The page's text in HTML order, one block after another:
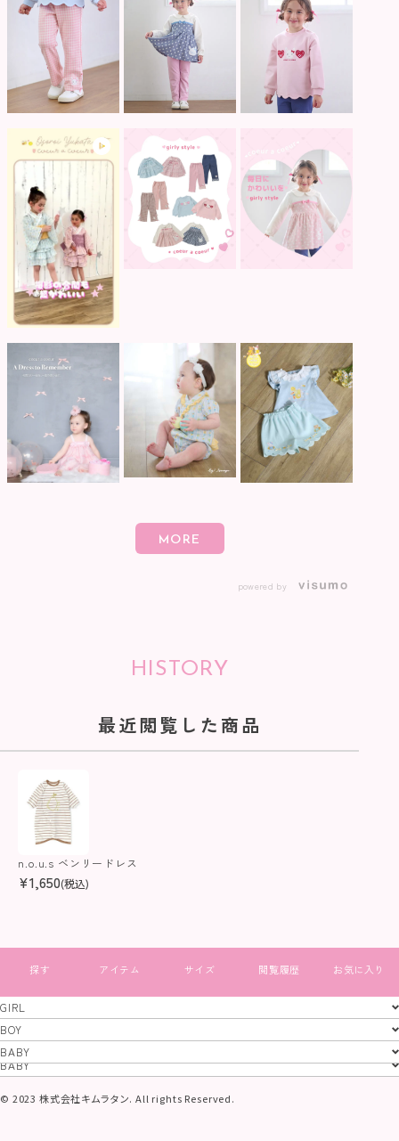
powered by
HISTORY
最近閲覧した商品
n.o.u.s ベンリードレス
¥1,650(税込)
すべて見る
GIRL
BOY
BABY
GIRL
BOY
BABY
© 2023 株式会社キムラタン. All rights Reserved.